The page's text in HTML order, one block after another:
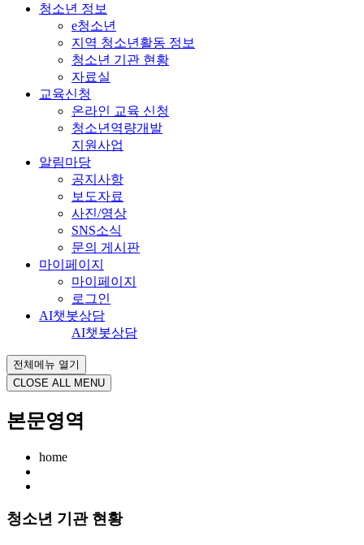
청소년 정보
e청소년
지역 청소년활동 정보
청소년 기관 현황
자료실
교육신청
온라인 교육 신청
청소년역량개발
지원사업
알림마당
공지사항
보도자료
사진/영상
SNS소식
문의 게시판
마이페이지
마이페이지
로그인
AI챗봇상담
AI챗봇상담
전체메뉴 열기
CLOSE ALL MENU
본문영역
home
청소년 기관 현황